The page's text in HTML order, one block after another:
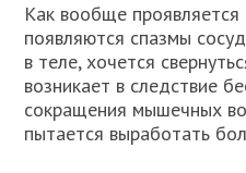
Как вообще
появляются спазмы
в теле, хочется
возникает в следствие
сокращения мышечных
пытается выработать